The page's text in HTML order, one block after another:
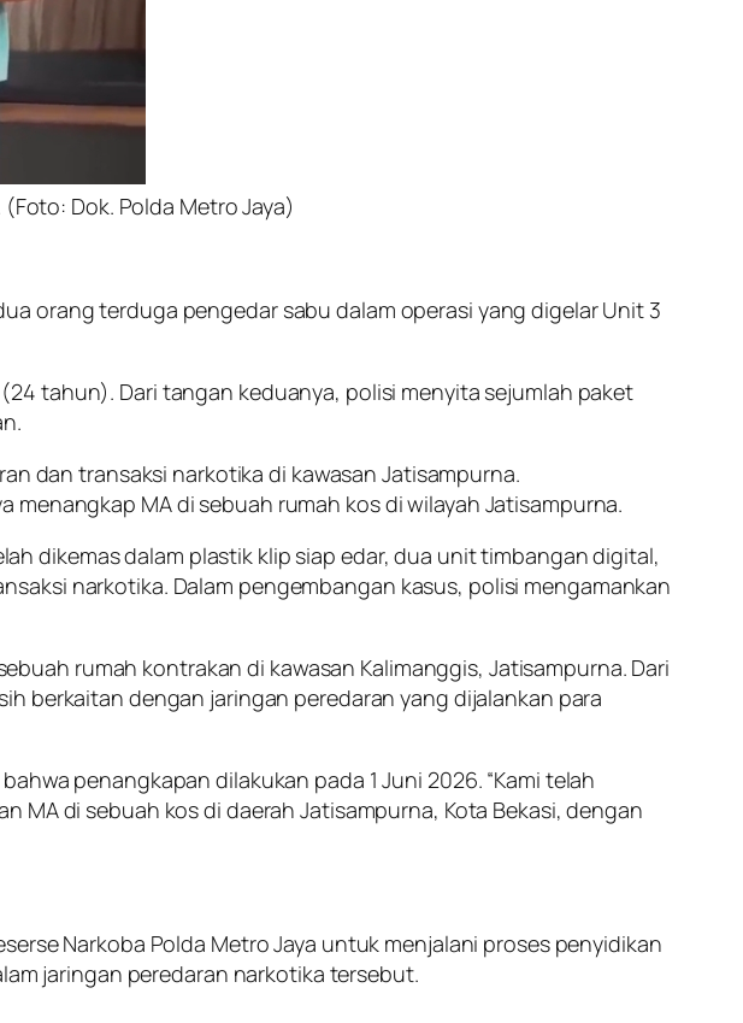
Dok. Polda Metro Jaya)
orang terduga pengedar sabu dalam operasi yang digelar Unit 3
tahun). Dari tangan keduanya, polisi menyita sejumlah paket
dan transaksi narkotika di kawasan Jatisampurna.
MA di sebuah rumah kos di wilayah Jatisampurna.
dikemas dalam plastik klip siap edar, dua unit timbangan digital,
narkotika. Dalam pengembangan kasus, polisi mengamankan
rumah kontrakan di kawasan Kalimanggis, Jatisampurna. Dari
berkaitan dengan jaringan peredaran yang dijalankan para
penangkapan dilakukan pada 1 Juni 2026. “Kami telah
MA di sebuah kos di daerah Jatisampurna, Kota Bekasi, dengan
Narkoba Polda Metro Jaya untuk menjalani proses penyidikan
jaringan peredaran narkotika tersebut.